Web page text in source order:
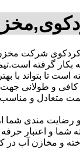
شرکت
بکار
است تا بتواند
و طولانی جهت
و رضایت مندی
شما و اعتبار
و مخازن آب در